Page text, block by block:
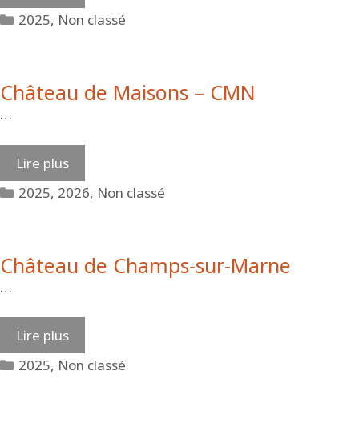
Catégories
2025, Non classé
Château de Maisons – CMN
…
Lire plus
Catégories
2025, 2026, Non classé
Château de Champs-sur-Marne
…
Lire plus
Catégories
2025, Non classé